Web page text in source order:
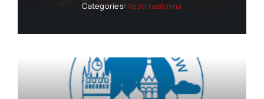
Categories:Vesti naslovna